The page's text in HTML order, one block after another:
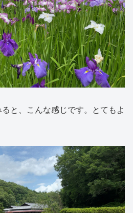
と、こんな感じです。とてもよ